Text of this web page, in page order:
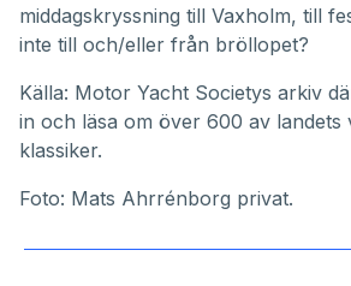
middagskryssning till Vaxholm, till
inte till och/eller från bröllopet?
Källa: Motor Yacht Societys arkiv
in och läsa om över 600 av landets
klassiker.
Foto: Mats Ahrrénborg privat.